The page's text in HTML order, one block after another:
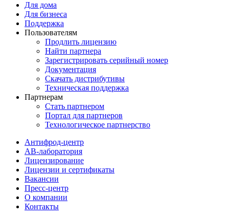
Для дома
Для бизнеса
Поддержка
Пользователям
Продлить лицензию
Найти партнера
Зарегистрировать серийный номер
Документация
Скачать дистрибутивы
Техническая поддержка
Партнерам
Стать партнером
Портал для партнеров
Технологическое партнерство
Антифрод-центр
АВ-лаборатория
Лицензирование
Лицензии и сертификаты
Вакансии
Пресс-центр
О компании
Контакты